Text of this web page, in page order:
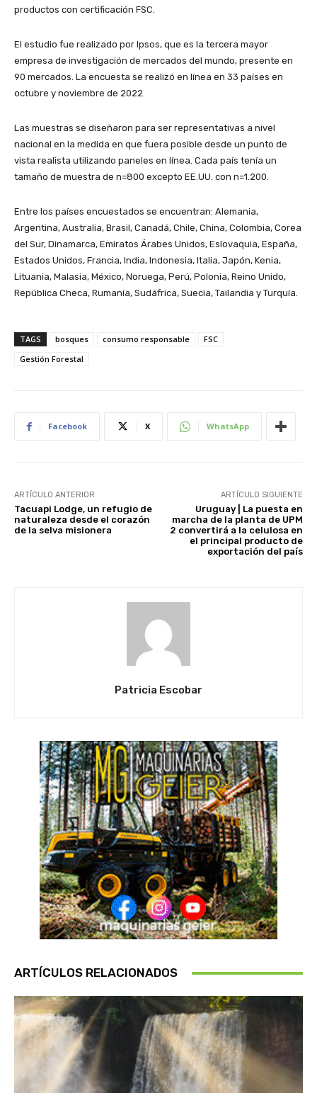
productos con certificación FSC.
El estudio fue realizado por Ipsos, que es la tercera mayor
empresa de investigación de mercados del mundo, presente en
90 mercados. La encuesta se realizó en línea en 33 países en
octubre y noviembre de 2022.
Las muestras se diseñaron para ser representativas a nivel
nacional en la medida en que fuera posible desde un punto de
vista realista utilizando paneles en línea. Cada país tenía un
tamaño de muestra de n=800 excepto EE.UU. con n=1.200.
Entre los países encuestados se encuentran: Alemania,
Argentina, Australia, Brasil, Canadá, Chile, China, Colombia, Corea
del Sur, Dinamarca, Emiratos Árabes Unidos, Eslovaquia, España,
Estados Unidos, Francia, India, Indonesia, Italia, Japón, Kenia,
Lituania, Malasia, México, Noruega, Perú, Polonia, Reino Unido,
República Checa, Rumanía, Sudáfrica, Suecia, Tailandia y Turquía.
TAGS bosques consumo responsable
FSC
Gestión Forestal
Facebook X WhatsApp
ARTÍCULO ANTERIOR
Tacuapi Lodge, un refugio de
naturaleza desde el corazón
de la selva misionera
ARTÍCULO SIGUIENTE
Uruguay | La puesta en
marcha de la planta de UPM
2 convertirá a la celulosa en
el principal producto de
exportación del país
Patricia Escobar
ARTÍCULOS RELACIONADOS